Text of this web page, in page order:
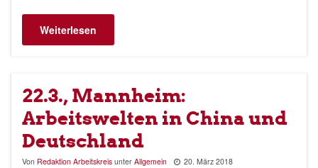
Weiterlesen
22.3., Mannheim:
Arbeitswelten in China und
Deutschland
Von Redaktion Arbeitskreis unter Allgemein 20. März 2018